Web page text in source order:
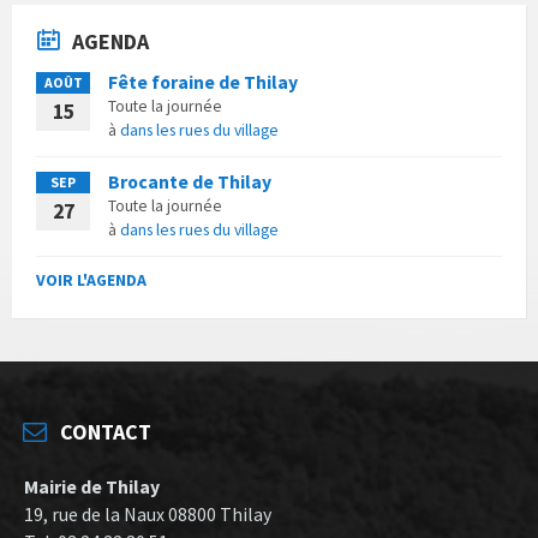
AGENDA
AOÛT
15
Fête foraine de Thilay
Toute la journée
à dans les rues du village
SEP
27
Brocante de Thilay
Toute la journée
à dans les rues du village
VOIR L'AGENDA
CONTACT
Mairie de Thilay
19, rue de la Naux 08800 Thilay